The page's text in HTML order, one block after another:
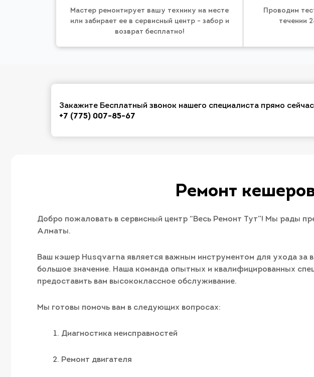
Мастер ремонтирует вашу технику на месте
или забирает ее в сервисный центр - забор и
возврат бесплатно!
Проводим
течении
Закажите Бесплатный звонок нашего специалиста прямо сейчас
+7 (775) 007-85-67
Ремонт
Добро пожаловать в сервисный центр “Весь Ремонт Тут”! Мы рады
Алматы.
Ваш кэшер Husqvarna является важным инструментом для ухода за
большое значение. Наша команда опытных и квалифицированных
предоставить вам высококлассное обслуживание.
Мы готовы помочь вам в следующих вопросах:
Диагностика неисправностей
Ремонт двигателя